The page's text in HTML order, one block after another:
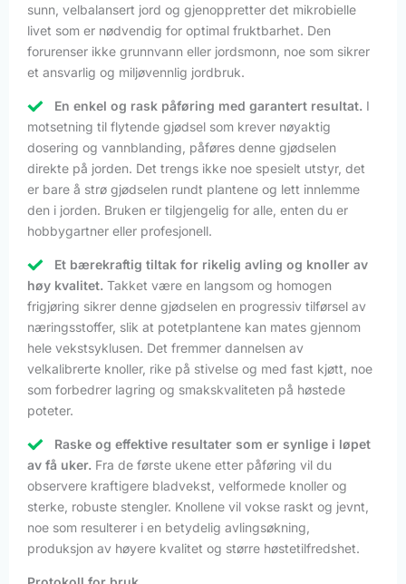
sunn, velbalansert jord og gjenoppretter det mikrobielle
livet som er nødvendig for optimal fruktbarhet. Den
forurenser ikke grunnvann eller jordsmonn, noe som sikrer
et ansvarlig og miljøvennlig jordbruk.
En enkel og rask påføring med garantert resultat. I
motsetning til flytende gjødsel som krever nøyaktig
dosering og vannblanding, påføres denne gjødselen
direkte på jorden. Det trengs ikke noe spesielt utstyr, det
er bare å strø gjødselen rundt plantene og lett innlemme
den i jorden. Bruken er tilgjengelig for alle, enten du er
hobbygartner eller profesjonell.
Et bærekraftig tiltak for rikelig avling og knoller av
høy kvalitet. Takket være en langsom og homogen
frigjøring sikrer denne gjødselen en progressiv tilførsel av
næringsstoffer, slik at potetplantene kan mates gjennom
hele vekstsyklusen. Det fremmer dannelsen av
velkalibrerte knoller, rike på stivelse og med fast kjøtt, noe
som forbedrer lagring og smakskvaliteten på høstede
poteter.
Raske og effektive resultater som er synlige i løpet
av få uker. Fra de første ukene etter påføring vil du
observere kraftigere bladvekst, velformede knoller og
sterke, robuste stengler. Knollene vil vokse raskt og jevnt,
noe som resulterer i en betydelig avlingsøkning,
produksjon av høyere kvalitet og større høstetilfredshet.